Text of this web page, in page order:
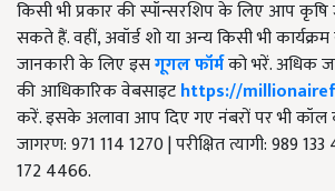
किसी भी प्रकार की स्पॉन्सरशिप के लिए आप
सकते हैं. वहीं, अवॉर्ड शो या अन्य किसी भी
जानकारी के लिए इसगूगल फॉर्मको भरें. अधिक
की आधिकारिक वेबसाइटhttps://
करें. इसके अलावा आप दिए गए नंबरों पर भी
जागरण: 971 114 1270 | परीक्षित त्यागी: 989
172 4466.